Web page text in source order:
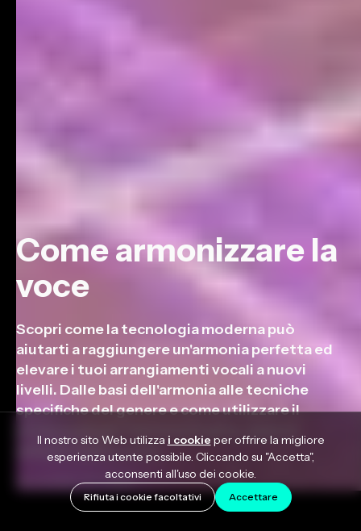
Come armonizzare la
voce
Scopri come la tecnologia moderna può
aiutarti a raggiungere un'armonia perfetta ed
elevare i tuoi arrangiamenti vocali a nuovi
livelli. Dalle basi dell'armonia alle tecniche
specifiche del genere e come utilizzare il
articolo tratta tutto.
November 22, 2023
Il nostro sito Web utilizza i cookie per offrire la migliore
esperienza utente possibile. Cliccando su "Accetta",
acconsenti all'uso dei cookie.
Rifiuta i cookie facoltativi Accettare